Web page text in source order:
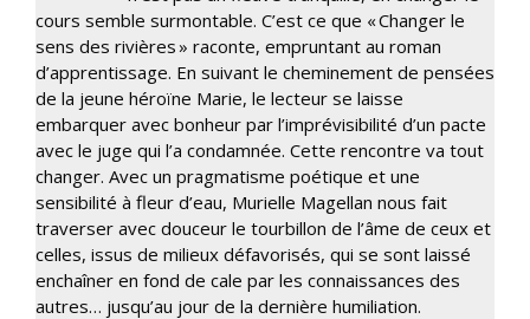
cours semble surmontable. C’est ce que « Changer le
sens des rivières » raconte, empruntant au roman
d’apprentissage. En suivant le cheminement de pensées
de la jeune héroïne Marie, le lecteur se laisse
embarquer avec bonheur par l’imprévisibilité d’un pacte
avec le juge qui l’a condamnée. Cette rencontre va tout
changer. Avec un pragmatisme poétique et une
sensibilité à fleur d’eau, Murielle Magellan nous fait
traverser avec douceur le tourbillon de l’âme de ceux et
celles, issus de milieux défavorisés, qui se sont laissé
enchaîner en fond de cale par les connaissances des
autres… jusqu’au jour de la dernière humiliation.